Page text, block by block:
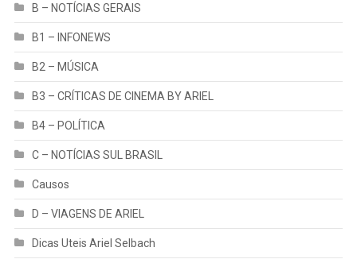
B – NOTÍCIAS GERAIS
B1 – INFONEWS
B2 – MÚSICA
B3 – CRÍTICAS DE CINEMA BY ARIEL
B4 – POLÍTICA
C – NOTÍCIAS SUL BRASIL
Causos
D – VIAGENS DE ARIEL
Dicas Uteis Ariel Selbach